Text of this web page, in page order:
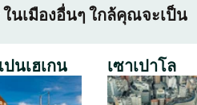
นเมืองอื่นๆ ใกล้คุณจะเป็น
ปนเฮเกน เซาเปาโล